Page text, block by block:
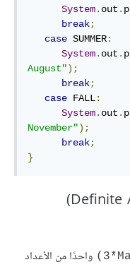
System. out .
break;
case SUMMER:
System. out .
August");
break;
case FALL:
System. out .
November");
break;
}
الإسناد المؤكد (Definite Assignment)
واحدًا من الأعداد